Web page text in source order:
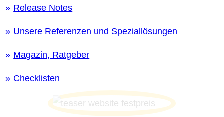
Release Notes
Unsere Referenzen und Speziallösungen
Magazin, Ratgeber
Checklisten